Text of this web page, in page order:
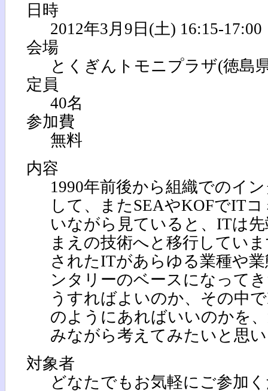
日時
2012年3月9日(土) 16:15-17:00
会場
とくぎんトモニプラザ(徳島
定員
40名
参加費
無料
内容
1990年前後から組織でのイ
して、またSEAやKOFでIT
いながら見ていると、ITは
まえの技術へと移行してい
されたITがあらゆる業種や
ンタリーのベースになって
うすればよいのか、その中
のようにあればいいのかを
みながら考えてみたいと思
対象者
どなたでもお気軽にご参加